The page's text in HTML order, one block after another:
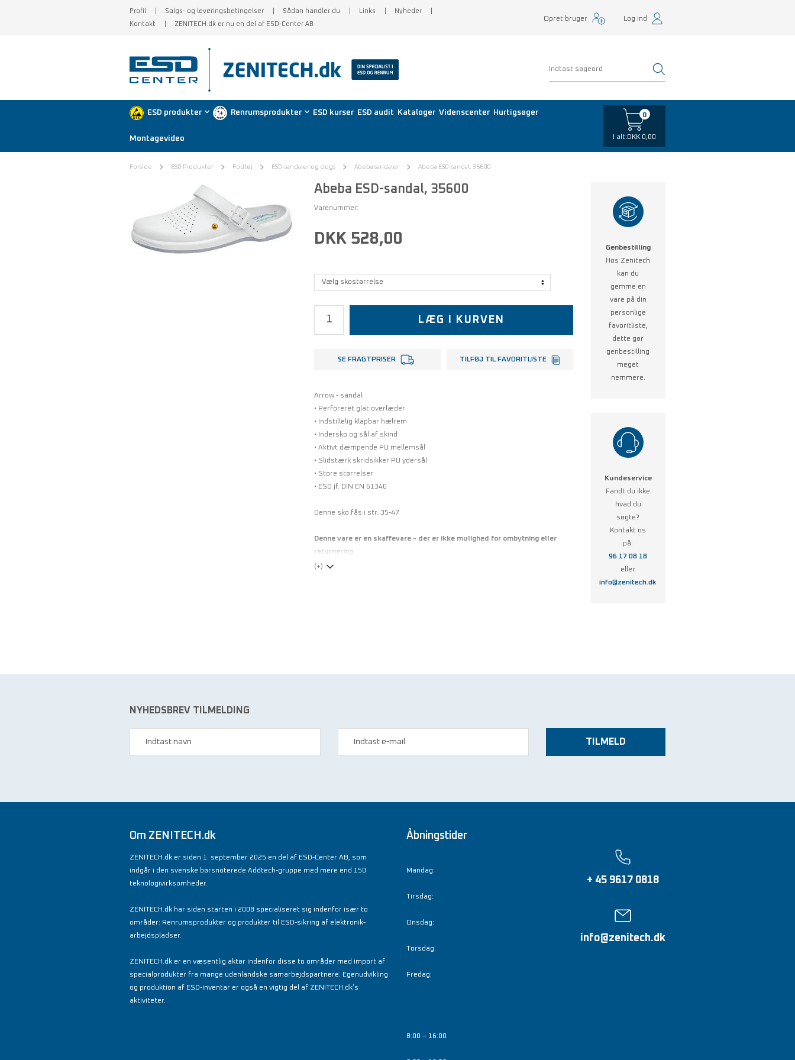
Profil Salgs- og leveringsbetingelser Sådan handler du Links
Nyheder
Kontakt
ZENITECH.dk er nu en del af ESD-Center AB
Opret bruger Log ind
ESD produkter Renrumsprodukter ESD kurser ESD audit Kataloger Videnscenter Hurtigsøger
Montagevideo
0
I alt: DKK 0,00
Forside ESD Produkter Fodtøj ESD-sandaler og clogs Abeba sandaler Abeba ESD-sandal, 35600
Abeba ESD-sandal, 35600
Varenummer:
DKK 528,00
LÆG I KURVEN
SE FRAGTPRISER TILFØJ TIL FAVORITLISTE
Arrow - sandal
• Perforeret glat overlæder
• Indstillelig klapbar hælrem
• Indersko og sål af skind
• Aktivt dæmpende PU mellemsål
• Slidstærk skridsikker PU ydersål
• Store størrelser
• ESD jf. DIN EN 61340
Denne sko fås i str. 35-47
Denne vare er en skaffevare - der er ikke mulighed for ombytning eller
returnering.
(+)
Genbestilling
Hos Zenitech
kan du
gemme en
vare på din
personlige
favoritliste,
dette gør
genbestilling
meget
nemmere.
Kundeservice
Fandt du ikke
hvad du
søgte?
Kontakt os
på:
96 17 08 18
eller
info@zenitech.dk
NYHEDSBREV TILMELDING
TILMELD
Om ZENITECH.dk
ZENITECH.dk er siden 1. september 2025 en del af ESD-Center AB, som
indgår i den svenske børsnoterede Addtech-gruppe med mere end 150
teknologivirksomheder.
ZENITECH.dk har siden starten i 2008 specialiseret sig indenfor især to
områder: Renrumsprodukter og produkter til ESD-sikring af elektronik-
arbejdspladser.
ZENITECH.dk er en væsentlig aktør indenfor disse to områder med import af
specialprodukter fra mange udenlandske samarbejdspartnere. Egenudvikling
og produktion af ESD-inventar er også en vigtig del af ZENITECH.dk’s
aktiviteter.
Åbningstider
Mandag:
Tirsdag:
Onsdag:
Torsdag:
Fredag:
8:00 – 16:00
+ 45 9617 0818
info@zenitech.dk